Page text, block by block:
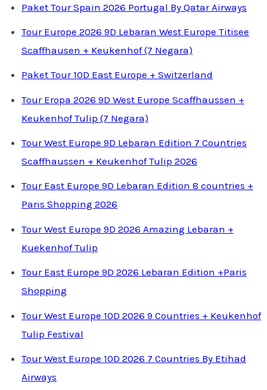
Paket Tour Spain 2026 Portugal By Qatar Airways
Tour Europe 2026 9D Lebaran West Europe Titisee
Scaffhausen + Keukenhof (7 Negara)
Paket Tour 10D East Europe + Switzerland
Tour Eropa 2026 9D West Europe Scaffhaussen +
Keukenhof Tulip (7 Negara)
Tour West Europe 9D Lebaran Edition 7 Countries
Scaffhaussen + Keukenhof Tulip 2026
Tour East Europe 9D Lebaran Edition 8 countries +
Paris Shopping 2026
Tour West Europe 9D 2026 Amazing Lebaran +
Kuekenhof Tulip
Tour East Europe 9D 2026 Lebaran Edition +Paris
Shopping
Tour West Europe 10D 2026 9 Countries + Keukenhof
Tulip Festival
Tour West Europe 10D 2026 7 Countries By Etihad
Airways